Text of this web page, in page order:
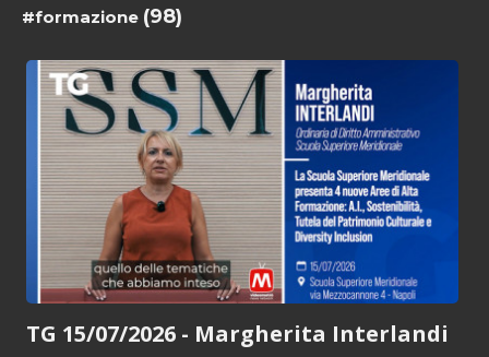
#formazione (98)
TG 15/07/2026 - Margherita Interlandi